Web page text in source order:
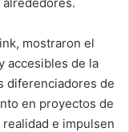
mostraron el
accesibles de la
diferenciadores de
en proyectos de
e impulsen